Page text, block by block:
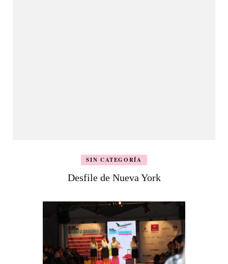
SIN CATEGORÍA
Desfile de Nueva York